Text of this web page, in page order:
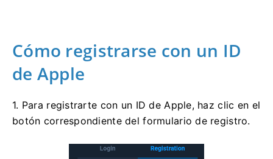
Cómo registrarse con un ID
de Apple
1. Para registrarte con un ID de Apple, haz clic en el
botón correspondiente del formulario de registro.